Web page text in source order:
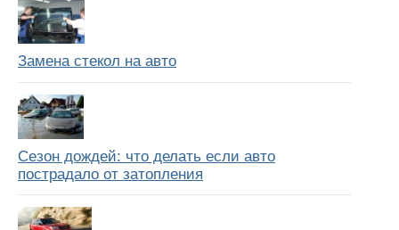
Замена стекол на авто
Сезон дождей: что делать если авто
пострадало от затопления